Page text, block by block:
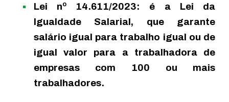
Lei nº 14.611/2023: é a Lei da
Igualdade Salarial, que garante
salário igual para trabalho igual ou de
igual valor para a trabalhadora de
empresas com 100 ou mais
trabalhadores.